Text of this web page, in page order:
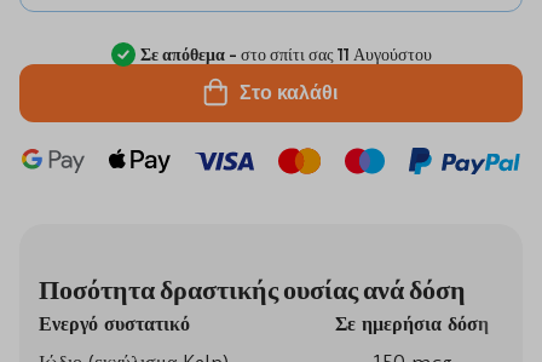
Στο καλάθι
Σε απόθεμα- στο σπίτι σας 11 Αυγούστου
Ποσότητα δραστικής ουσίας ανά δόση
Ενεργό συστατικό
Σε ημερήσια δόση